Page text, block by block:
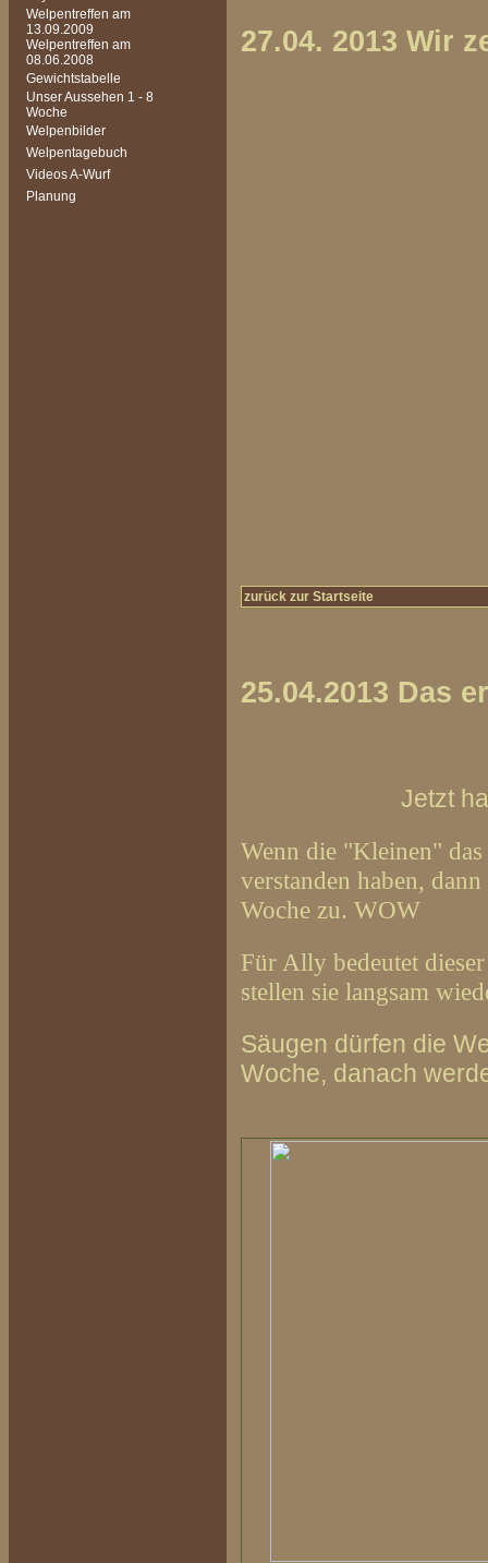
Welpentreffen am
13.09.2009
Welpentreffen am
08.06.2008
Gewichtstabelle
Unser Aussehen 1 - 8
Woche
Welpenbilder
Welpentagebuch
Videos A-Wurf
Planung
27.04. 2013 Wir
zurück zur Startseite
25.04.2013 Das
Jetzt
Wenn die "Kleinen"
verstanden haben,
Woche zu. WOW
Für Ally bedeutet
stellen sie langsam
Säugen dürfen die
Woche, danach